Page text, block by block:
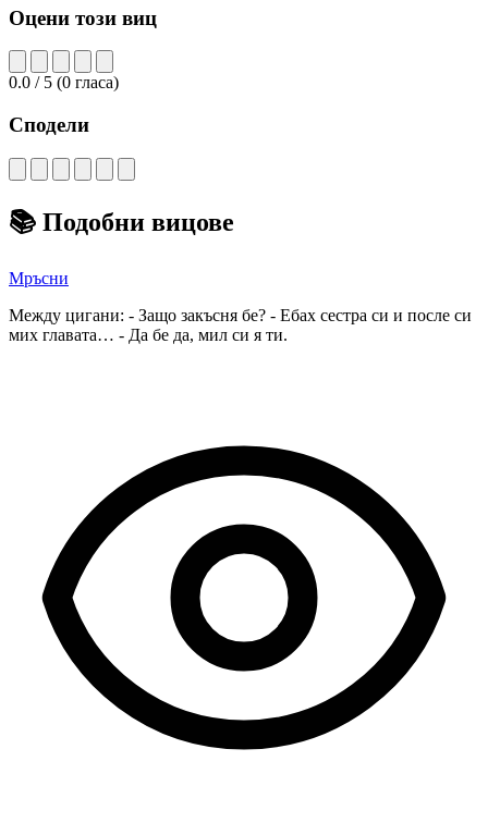
Оцени този виц
0.0 / 5 (0 гласа)
Сподели
📚 Подобни вицове
Мръсни
Между цигани: - Защо закъсня бе? - Ебах сестра си и после си
мих главата… - Да бе да, мил си я ти.